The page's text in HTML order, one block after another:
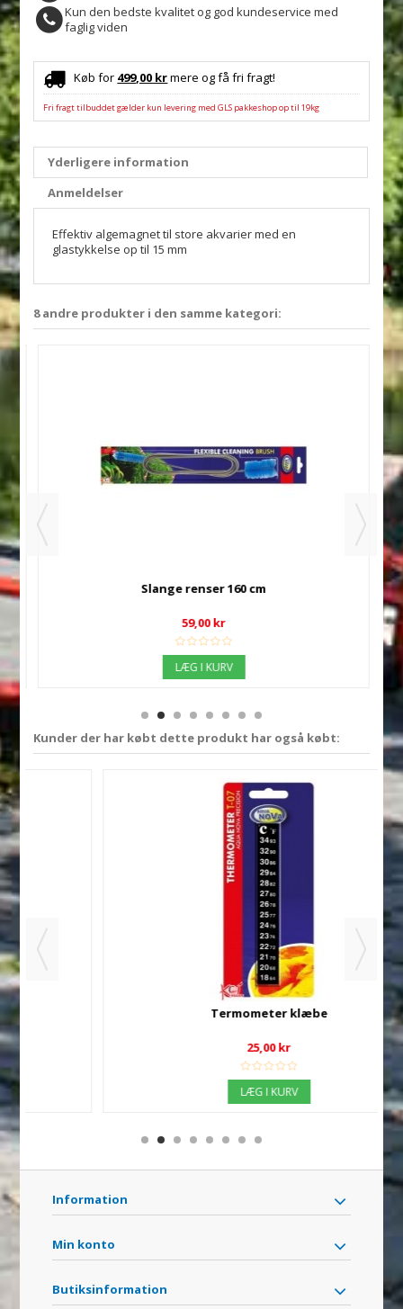
Kun den bedste kvalitet og god kundeservice med
faglig viden
Køb for 499,00 krmere og få fri fragt!
Fri fragt tilbuddet gælder kun levering med GLS pakkeshop op til 19kg
Yderligere information
Anmeldelser
Effektiv algemagnet til store akvarier med en
glastykkelse op til 15 mm
8 andre produkter i den samme kategori:
Slange renser 160 cm
59,00 kr
LÆG I KURV
Kunder der har købt dette produkt har også købt:
Termometer klæbe
Information
Min konto
Butiksinformation